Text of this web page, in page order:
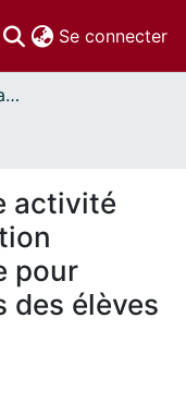
Se connecter
Thèses uOttawa // uOttawa Theses
activité
pour
des élèves